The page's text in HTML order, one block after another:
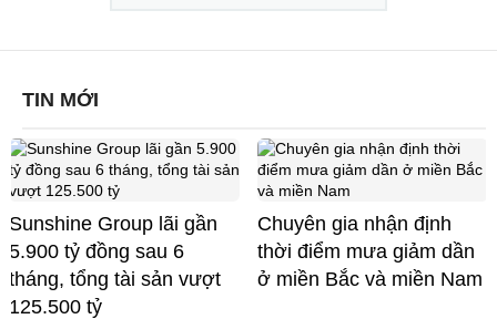
TIN MỚI
Sunshine Group lãi gần
5.900 tỷ đồng sau 6
tháng, tổng tài sản vượt
125.500 tỷ
Chuyên gia nhận định
thời điểm mưa giảm dần
ở miền Bắc và miền Nam